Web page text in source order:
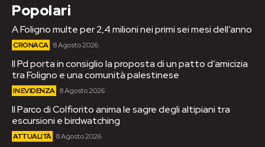
Popolari
A Foligno multe per 2,4 milioni nei primi sei mesi dell’anno
CRONACA 8 Agosto 2026
Il Pd porta in consiglio la proposta di un patto d’amicizia
tra Foligno e una comunità palestinese
IN EVIDENZA 8 Agosto 2026
Il Parco di Colfiorito anima le sagre degli altipiani tra
escursioni e birdwatching
ATTUALITÀ 8 Agosto 2026